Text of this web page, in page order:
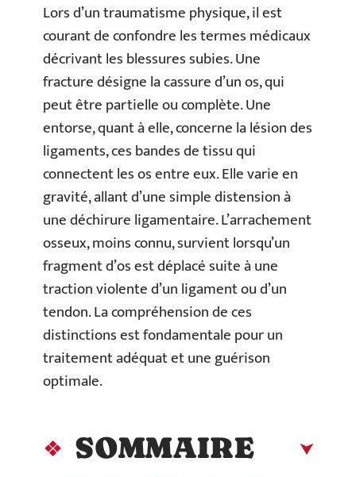
Lors d’un traumatisme physique, il est
courant de confondre les termes médicaux
décrivant les blessures subies. Une
fracture désigne la cassure d’un os, qui
peut être partielle ou complète. Une
entorse, quant à elle, concerne la lésion des
ligaments, ces bandes de tissu qui
connectent les os entre eux. Elle varie en
gravité, allant d’une simple distension à
une déchirure ligamentaire. L’arrachement
osseux, moins connu, survient lorsqu’un
fragment d’os est déplacé suite à une
traction violente d’un ligament ou d’un
tendon. La compréhension de ces
distinctions est fondamentale pour un
traitement adéquat et une guérison
optimale.
SOMMAIRE